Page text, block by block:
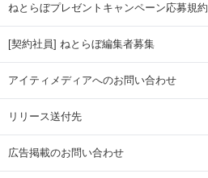
ねとらぼプレゼントキャンペーン応募規約
[契約社員] ねとらぼ編集者募集
アイティメディアへのお問い合わせ
リリース送付先
広告掲載のお問い合わせ